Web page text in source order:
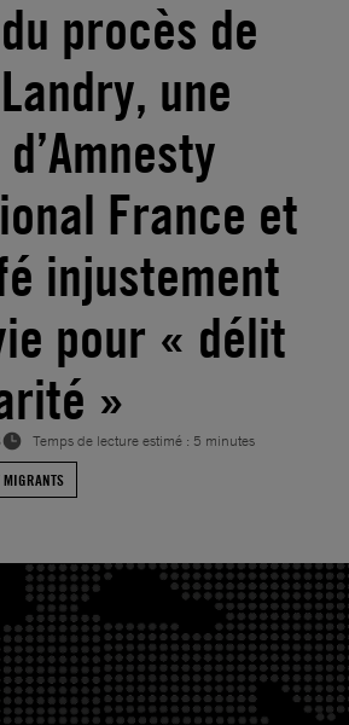
procès de
une
France et
injustement
pour « délit
»
Temps de lecture estimé : 5 minutes